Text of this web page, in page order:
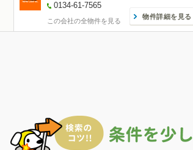
0134-61-7565
この会社の全物件を見る
物件詳細を見る